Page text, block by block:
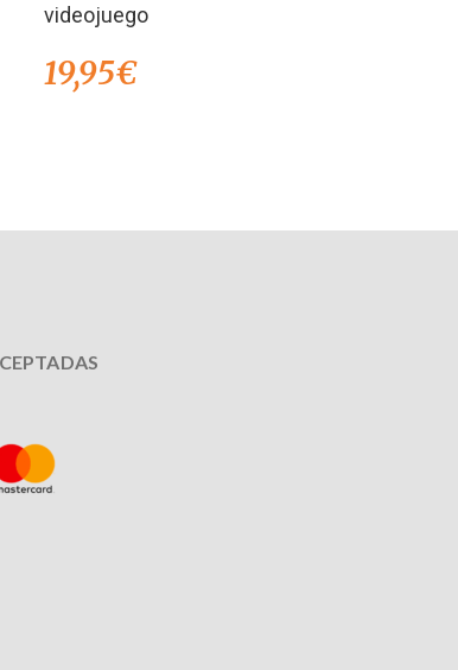
videojuego
19,95€